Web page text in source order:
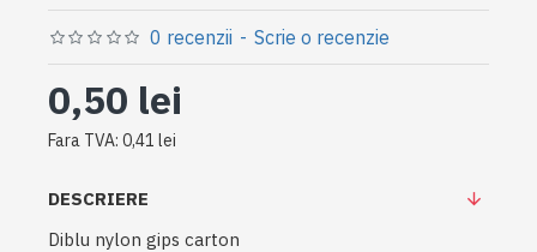
0 recenzii - Scrie o recenzie
0,50 lei
Fara TVA: 0,41 lei
DESCRIERE
Diblu nylon gips carton